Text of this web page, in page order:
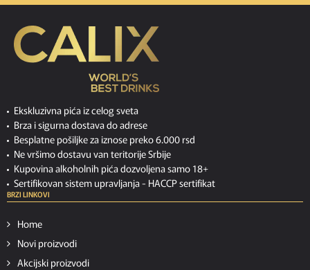
Ekskluzivna pića iz celog sveta
Brza i sigurna dostava do adrese
Besplatne pošiljke za iznose preko 6.000 rsd
Ne vršimo dostavu van teritorije Srbije
Kupovina alkoholnih pića dozvoljena samo 18+
Sertifikovan sistem upravljanja - HACCP sertifikat
BRZI LINKOVI
Home
Novi proizvodi
Akcijski proizvodi